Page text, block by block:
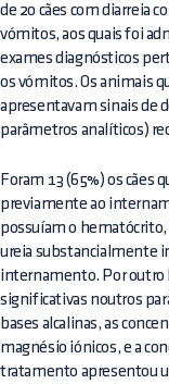
de 20 cães com diarreia
vómitos, aos quais foi
exames diagnósticos
os vómitos. Os animais
apresentavam sinais de
parâmetros analíticos)
Foram 13 (65%) os cães
previamente ao
possuíam o hematócrito,
ureia substancialmente
internamento. Por outro
significativas noutros
bases alcalinas, as
magnésio iónicos, e a
tratamento apresentou